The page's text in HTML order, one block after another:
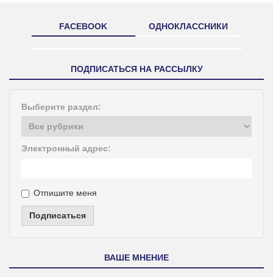
FACEBOOK ОДНОКЛАССНИКИ
ПОДПИСАТЬСЯ НА РАССЫЛКУ
Выберите раздел:
Электронный адрес:
Отпишите меня
Подписаться
ВАШЕ МНЕНИЕ